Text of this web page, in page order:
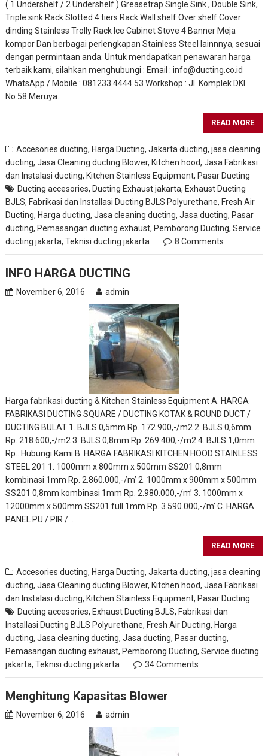
( 1 Undershelf / 2 Undershelf ) Greasetrap Single Sink , Double Sink,
Triple sink Rack Slotted 4 tiers Rack Wall shelf Over shelf Cover
dinding Stainless Trolly Rack Ice Cabinet Stove 4 Banner Meja
kompor Dan berbagai perlengkapan Stainless Steel lainnnya, sesuai
dengan permintaan anda. Untuk mendapatkan penawaran harga
terbaik kami, silahkan menghubungi : Email : info@ducting.co.id
WhatsApp / Mobile : 081233 4444 53 Workshop : Jl. Komplek DKI
No.58 Meruya…
READ MORE
Accesories ducting,Harga Ducting,Jakarta ducting,jasa cleaning
ducting,Jasa Cleaning ducting Blower, Kitchen hood,Jasa Fabrikasi
dan Instalasi ducting,Kitchen Stainless Equipment,Pasar Ducting
Ducting accesories,Ducting Exhaust jakarta,Exhaust Ducting
BJLS,Fabrikasi dan Installasi Ducting BJLS Polyurethane,Fresh Air
Ducting,Harga ducting,Jasa cleaning ducting,Jasa ducting,Pasar
ducting,Pemasangan ducting exhaust,Pemborong Ducting,Service
ducting jakarta,Teknisi ducting jakarta 8 Comments
INFO HARGA DUCTING
November 6, 2016 admin
Harga fabrikasi ducting & Kitchen Stainless Equipment A. HARGA
FABRIKASI DUCTING SQUARE / DUCTING KOTAK & ROUND DUCT /
DUCTING BULAT 1. BJLS 0,5mm Rp. 172.900,-/m2 2. BJLS 0,6mm
Rp. 218.600,-/m2 3. BJLS 0,8mm Rp. 269.400,-/m2 4. BJLS 1,0mm
Rp.. Hubungi Kami B. HARGA FABRIKASI KITCHEN HOOD STAINLESS
STEEL 201 1. 1000mm x 800mm x 500mm SS201 0,8mm
kombinasi 1mm Rp. 2.860.000,-/m’ 2. 1000mm x 900mm x 500mm
SS201 0,8mm kombinasi 1mm Rp. 2.980.000,-/m’ 3. 1000mm x
12000mm x 500mm SS201 full 1mm Rp. 3.590.000,-/m’ C. HARGA
PANEL PU / PIR /…
READ MORE
Accesories ducting,Harga Ducting,Jakarta ducting,jasa cleaning
ducting,Jasa Cleaning ducting Blower, Kitchen hood,Jasa Fabrikasi
dan Instalasi ducting,Kitchen Stainless Equipment,Pasar Ducting
Ducting accesories,Exhaust Ducting BJLS,Fabrikasi dan
Installasi Ducting BJLS Polyurethane,Fresh Air Ducting,Harga
ducting,Jasa cleaning ducting,Jasa ducting,Pasar ducting,
Pemasangan ducting exhaust,Pemborong Ducting,Service ducting
jakarta,Teknisi ducting jakarta 34 Comments
Menghitung Kapasitas Blower
November 6, 2016 admin